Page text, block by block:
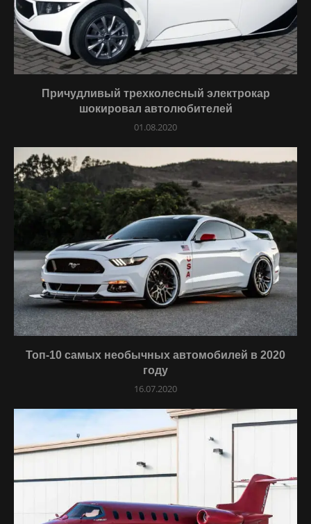
Причудливый трехколесный электрокар
шокировал автолюбителей
01.08.2020
Топ-10 самых необычных автомобилей в 2020
году
16.07.2020